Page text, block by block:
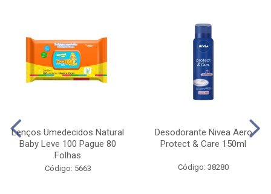
Lenços Umedecidos Natural
Baby Leve 100 Pague 80
Folhas
Código: 5663
Desodorante Nivea Aero
Protect & Care 150ml
Código: 38280